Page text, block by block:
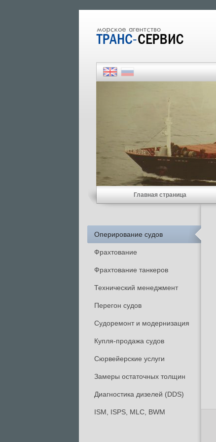
Главная страница
Оперирование судов
Фрахтование
Фрахтование танкеров
Технический менеджмент
Перегон судов
Судоремонт и модернизация
Купля-продажа судов
Сюрвейерские услуги
Замеры остаточных толщин
Диагностика дизелей (DDS)
ISM, ISPS, MLC, BWM